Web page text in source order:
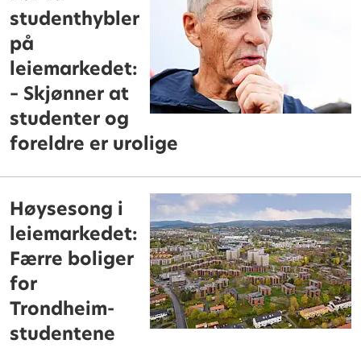
studenthybler
på
leiemarkedet:
– Skjønner at
studenter og
foreldre er urolige
Høysesong i
leiemarkedet:
Færre boliger
for
Trondheim-
studentene